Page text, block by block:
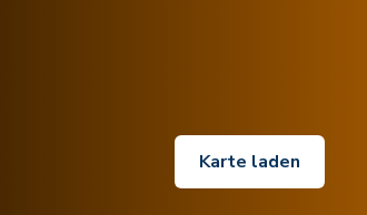
Karte laden